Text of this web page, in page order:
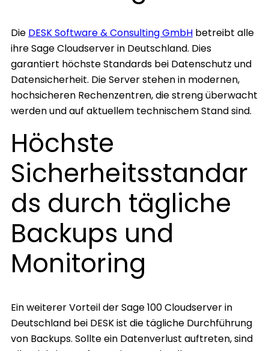
Die DESK Software & Consulting GmbH betreibt alle
ihre Sage Cloudserver in Deutschland. Dies
garantiert höchste Standards bei Datenschutz und
Datensicherheit. Die Server stehen in modernen,
hochsicheren Rechenzentren, die streng überwacht
werden und auf aktuellem technischem Stand sind.
Höchste
Sicherheitsstandar
ds durch tägliche
Backups und
Monitoring
Ein weiterer Vorteil der Sage 100 Cloudserver in
Deutschland bei DESK ist die tägliche Durchführung
von Backups. Sollte ein Datenverlust auftreten, sind